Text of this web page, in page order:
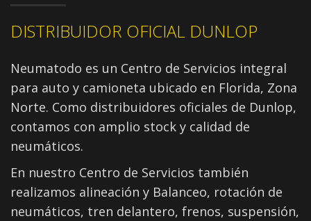
DISTRIBUIDOR OFICIAL DUNLOP
Neumatodo es un Centro de Servicios integral
para auto y camioneta ubicado en Florida, Zona
Norte. Como distribuidores oficiales de Dunlop,
contamos con amplio stock y calidad de
neumáticos.
En nuestro Centro de Servicios también
realizamos alineación y Balanceo, rotación de
neumáticos, tren delantero, frenos, suspensión,